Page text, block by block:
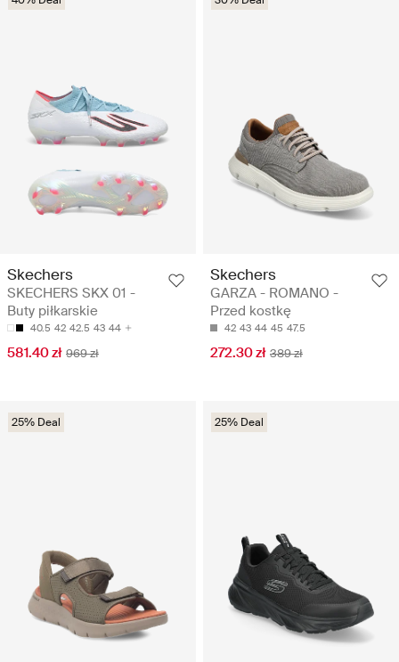
Skechers
SKECHERS SKX 01 -
Buty piłkarskie
40.5 42 42.5 43 44
581.40 zł 969 zł
Skechers
GARZA - ROMANO -
Przed kostkę
42 43 44 45 47.5
272.30 zł 389 zł
25% Deal 25% Deal